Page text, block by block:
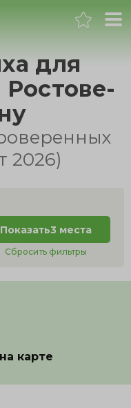
для
Ростове-
2026)
Показать3 места
Сбросить фильтры
карте